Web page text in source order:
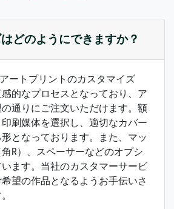
どのようにできますか？
ートプリントのカスタマイズ
的なプロセスとなっており、ア
通りにご注文いただけます。額
刷媒体を選択し、適切なカバー
となっております。また、マッ
R）、スペーサーなどのオプシ
ます。当社のカスタマーサービ
望の作品となるようお手伝いさ